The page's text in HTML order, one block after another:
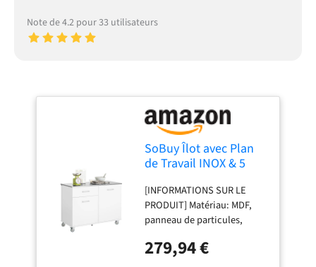
Note de 4.2 pour 33 utilisateurs
SoBuy Îlot avec Plan
de Travail INOX & 5
[INFORMATIONS SUR LE
PRODUIT] Matériau: MDF,
panneau de particules,
Jusqu'à 143 kg. Dimensions
279,94 €